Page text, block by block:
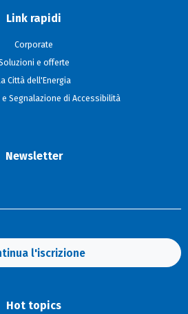
Link rapidi
Corporate
e offerte
Città dell'Energia
Segnalazione di Accessibilità
Newsletter
l'iscrizione
Hot topics